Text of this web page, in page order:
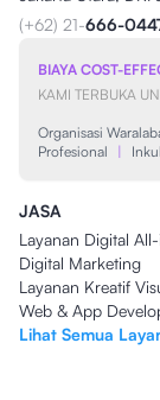
(+62) 21-666-
BIAYA COST-
KAMI TERBUKA
Organisasi
Profesional
|
JASA
Layanan Digital
Digital Marketing
Layanan Kreatif
Web & App
Lihat Semua